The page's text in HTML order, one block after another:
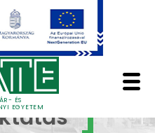
ÉS
EGYETEM